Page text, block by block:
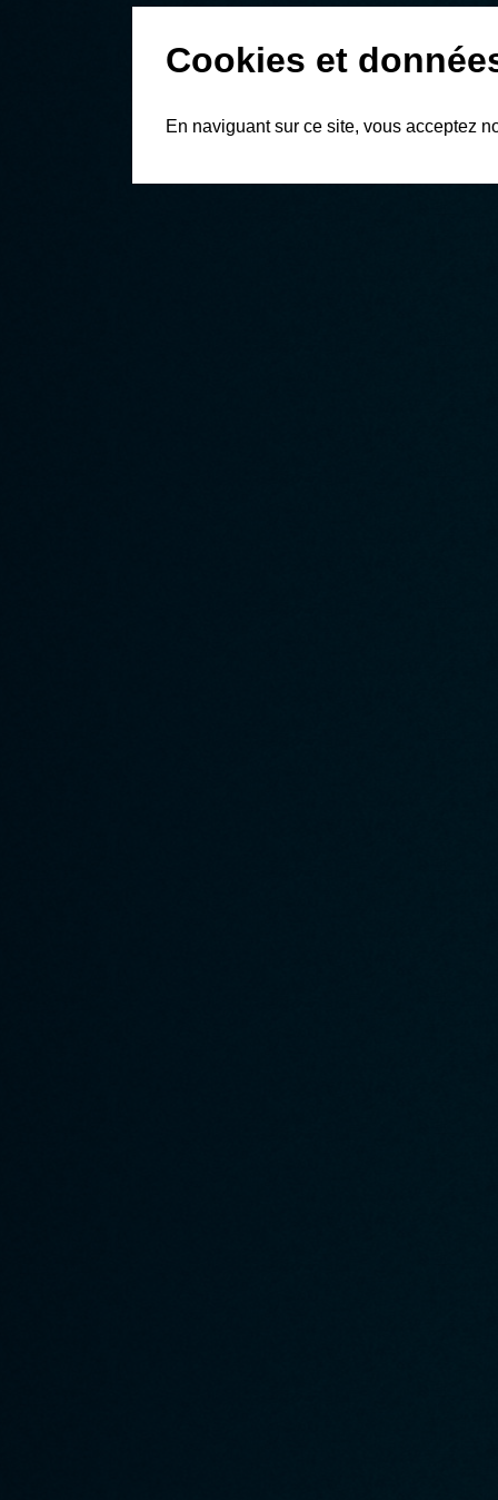
Cookies et
En naviguant sur ce site, vous acceptez